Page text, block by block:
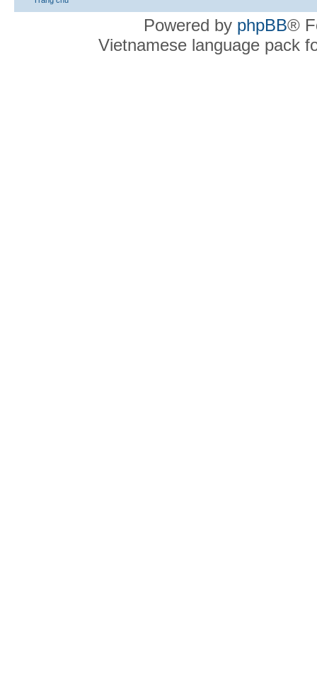
Powered by phpBB®
Vietnamese language pack